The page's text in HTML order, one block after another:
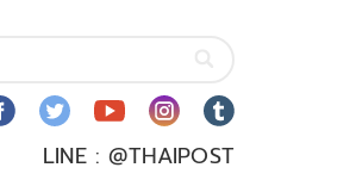
LINE : @THAIPOST